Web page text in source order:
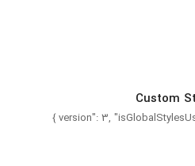
Custom